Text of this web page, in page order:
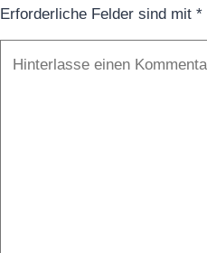
Erforderliche Felder sind mit *